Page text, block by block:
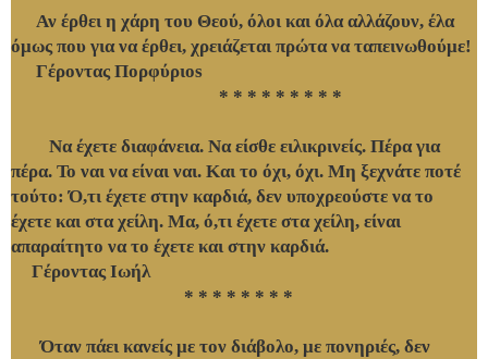
Αν έρθει η χάρη του Θεού, όλοι και όλα αλλάζουν, έλα
όμως που για να έρθει, χρειάζεται πρώτα να ταπεινωθούμε!
Γέροντας Πορφύριos
* * * * * * * * *
Να έχετε διαφάνεια. Να είσθε ειλικρινείς. Πέρα για
πέρα. Το ναι να είναι ναι. Και το όχι, όχι. Μη ξεχνάτε ποτέ
τούτο: Ό,τι έχετε στην καρδιά, δεν υποχρεούστε να το
έχετε και στα χείλη. Μα, ό,τι έχετε στα χείλη, είναι
απαραίτητο να το έχετε και στην καρδιά.
Γέροντας Ιωήλ
* * * * * * * *
Όταν πάει κανείς με τον διάβολο, με πονηριές, δεν